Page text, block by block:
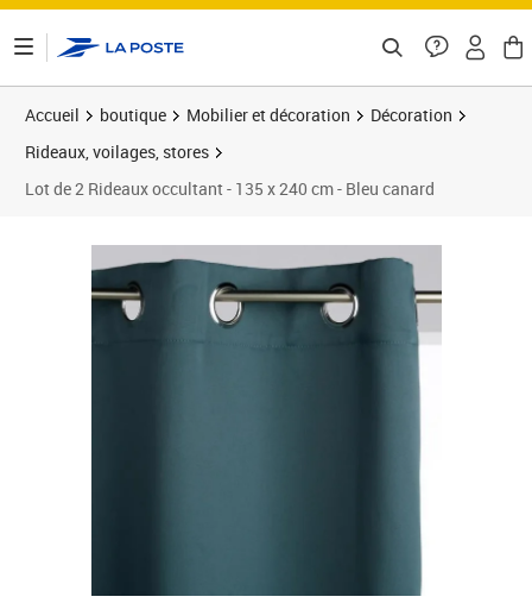
Accueil boutique Mobilier et décoration
Décoration
Rideaux, voilages, stores
Lot de 2 Rideaux occultant - 135 x 240 cm - Bleu canard